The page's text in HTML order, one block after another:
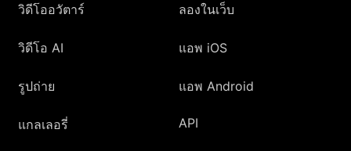
วิดีโออวัตาร์
วิดีโอ AI
รูปถ่าย
แกลเลอรี่
ลองในเว็บ
แอพ iOS
แอพ Android
API